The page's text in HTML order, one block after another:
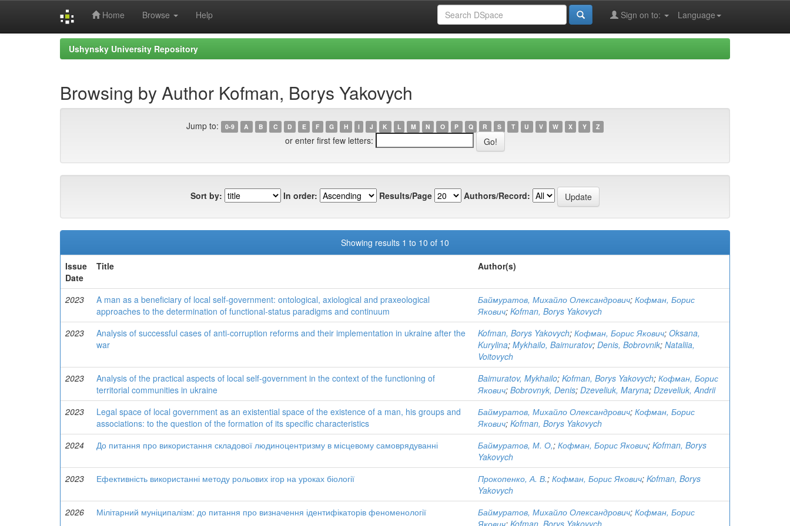
Home Browse Help Language
Sign on to:
Ushynsky University Repository
Browsing by Author Kofman, Borys Yakovych
Jump to: 0-9 A B C D E F G H I J K L M N O P Q R S T U V W X Y Z
or enter first few letters:
Sort by: In order: Results/Page Authors/Record:
Showing results 1 to 10 of 10
Issue
Date
Title Author(s)
2023
A man as a beneficiary of local self-government: ontological, axiological and praxeological
approaches to the determination of functional-status paradigms and continuum
Баймуратов, Михайло Олександрович; Кофман, Борис
Якович; Kofman, Borys Yakovych
2023
Analysis of successful cases of anti-corruption reforms and their implementation in ukraine after the
war
Kofman, Borys Yakovych; Кофман, Борис Якович; Oksana,
Kurylina; Mykhailo, Baimuratov; Denis, Bobrovnik; Nataliia,
Voitovych
2023
Analysis of the practical aspects of local self-government in the context of the functioning of
territorial communities in ukraine
Baimuratov, Mykhailo; Kofman, Borys Yakovych; Кофман, Борис
Якович; Bobrovnyk, Denis; Dzeveliuk, Maryna; Dzeveliuk, Andrii
2023
Legal space of local government as an existential space of the existence of a man, his groups and
associations: to the question of the formation of its specific characteristics
Баймуратов, Михайло Олександрович; Кофман, Борис
Якович; Kofman, Borys Yakovych
2024
До питання про використання складової людиноцентризму в місцевому самоврядуванні Баймуратов, М. О,; Кофман, Борис Якович; Kofman, Borys
Yakovych
2023
Ефективність використанні методу рольових ігор на уроках біології Прокопенко, А. В.; Кофман, Борис Якович; Kofman, Borys
Yakovych
2026
Мілітарний муніципалізм: до питання про визначення ідентифікаторів феноменології Баймуратов, Михайло Олександрович; Кофман, Борис
Якович; Kofman, Borys Yakovych